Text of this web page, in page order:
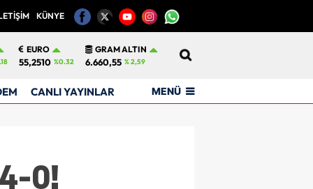
KÜNYE
EURO
55,2510 %0.32
GRAM ALTIN
6.660,55 % 2,59
CANLI YAYINLAR MENÜ
0!